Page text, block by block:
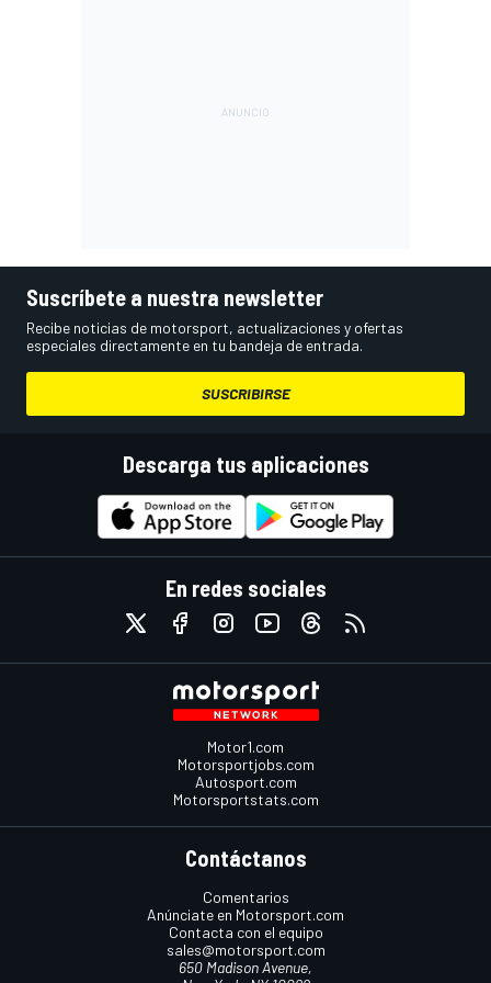
Suscríbete a nuestra newsletter
Recibe noticias de motorsport, actualizaciones y ofertas
especiales directamente en tu bandeja de entrada.
SUSCRIBIRSE
Descarga tus aplicaciones
En redes sociales
Motor1.com
Motorsportjobs.com
Autosport.com
Motorsportstats.com
Contáctanos
Comentarios
Anúnciate en Motorsport.com
Contacta con el equipo
sales@motorsport.com
650 Madison Avenue,